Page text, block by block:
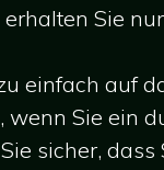
Sie
einfach auf
wenn Sie ein
sicher, dass